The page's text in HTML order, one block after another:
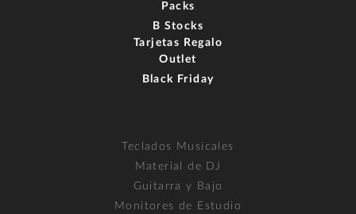
Packs
B Stocks
Tarjetas Regalo
Outlet
Black Friday
Teclados Musicales
Material de DJ
Guitarra y Bajo
Monitores de Estudio